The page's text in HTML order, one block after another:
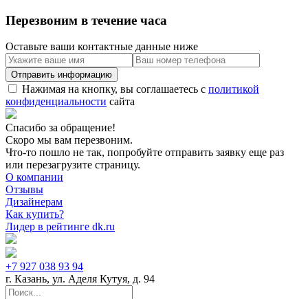
Перезвоним в течение часа
Оставьте ваши контактные данные ниже
Нажимая на кнопку, вы соглашаетесь с политикой
конфиденциальности сайта
Спасибо за обращение!
Скоро мы вам перезвоним.
Что-то пошло не так, попробуйте отправить заявку еще раз
или перезагрузите страницу.
О компании
Отзывы
Дизайнерам
Как купить?
Лидер в рейтинге dk.ru
+7 927 038 93 94
г. Казань, ул. Аделя Кутуя, д. 94